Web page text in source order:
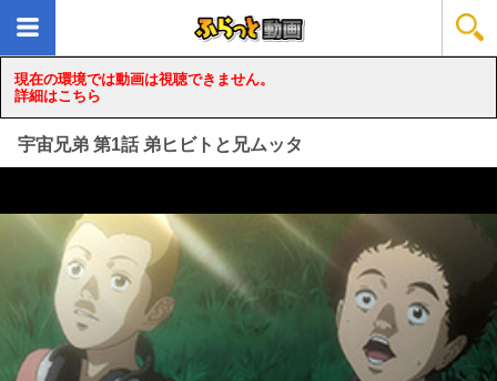
現在の環境では動画は視聴できません。
詳細はこちら
宇宙兄弟 第1話 弟ヒビトと兄ムッタ